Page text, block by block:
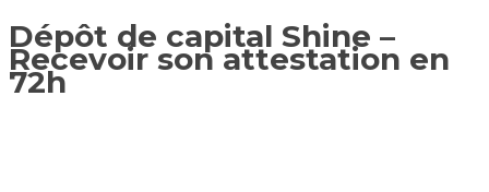
Dépôt de capital Shine –
Recevoir son attestation en
72h